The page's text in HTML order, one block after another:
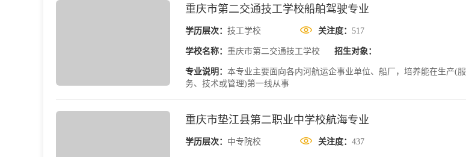
重庆市第二交通技工学校船舶驾驶专业
学历层次： 技工学校 关注度： 517
学校名称： 重庆市第二交通技工学校 招生对象：
专业说明： 本专业主要面向各内河航运企事业单位、船厂，培养能在生产(服
务、技术或管理)第一线从事
重庆市垫江县第二职业中学校航海专业
学历层次： 中专院校 关注度： 437